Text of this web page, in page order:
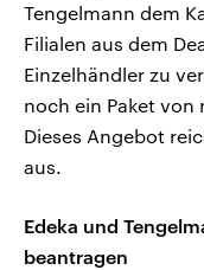
Tengelmann dem
Filialen aus dem
Einzelhändler zu
noch ein Paket von
Dieses Angebot
aus.
Edeka und
beantragen